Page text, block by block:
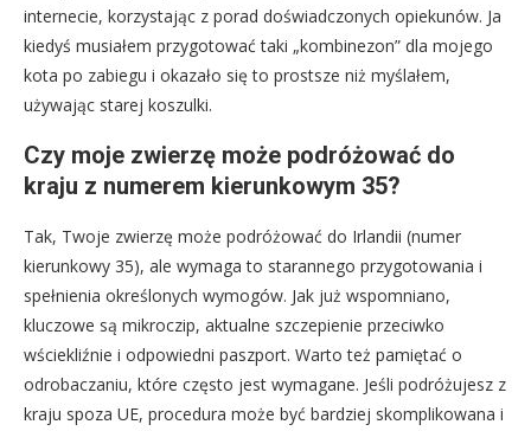
internecie, korzystając z porad doświadczonych opiekunów. Ja
kiedyś musiałem przygotować taki „kombinezon” dla mojego
kota po zabiegu i okazało się to prostsze niż myślałem,
używając starej koszulki.
Czy moje zwierzę może podróżować do
kraju z numerem kierunkowym 35?
Tak, Twoje zwierzę może podróżować do Irlandii (numer
kierunkowy 35), ale wymaga to starannego przygotowania i
spełnienia określonych wymogów. Jak już wspomniano,
kluczowe są mikroczip, aktualne szczepienie przeciwko
wściekliźnie i odpowiedni paszport. Warto też pamiętać o
odrobaczaniu, które często jest wymagane. Jeśli podróżujesz z
kraju spoza UE, procedura może być bardziej skomplikowana i